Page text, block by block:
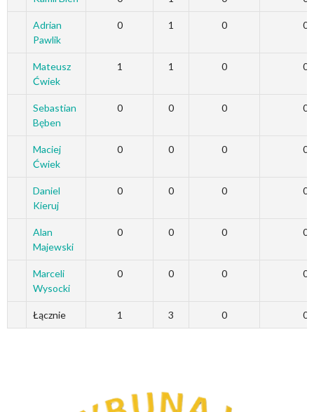
Adrian
Pawlik
0 1 0 0
Mateusz
Ćwiek
1 1 0 0
Sebastian
Bęben
0 0 0 0
Maciej
Ćwiek
0 0 0 0
Daniel
Kieruj
0 0 0 0
Alan
Majewski
0 0 0 0
Marceli
Wysocki
0 0 0 0
Łącznie 1 3 0 0